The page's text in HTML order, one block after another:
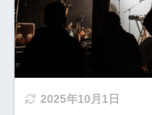
2025年10月1日